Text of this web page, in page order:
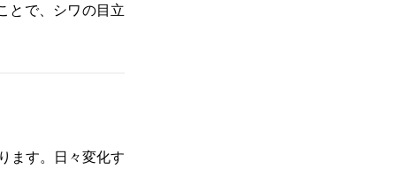
とで、シワの目立
ます。日々変化す